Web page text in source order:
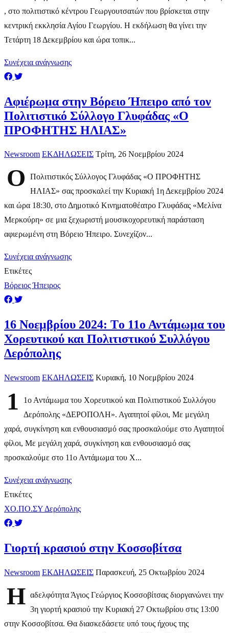
, στο πολιτιστικό κέντρου Γεωργουτσατών που βρίσκεται στην
κεντρική εκκλησία Αγίου Γεωργίου. Η εκδήλωση θα γίνει την
Τετάρτη 18 Δεκεμβρίου και ώρα τοπικ...
Συνέχεια ανάγνωσης
Αφιέρωμα στην Βόρειο Ήπειρο από τον
Πολιτιστικό Σύλλογο Γλυφάδας «Ο
ΠΡΟΦΗΤΗΣ ΗΛΙΑΣ»
Newsroom ΕΚΔΗΛΩΣΕΙΣ Τρίτη, 26 Νοεμβρίου 2024
Ο
Πολιτιστικός Σύλλογος Γλυφάδας «Ο ΠΡΟΦΗΤΗΣ
ΗΛΙΑΣ» σας προσκαλεί την Κυριακή 1η Δεκεμβρίου 2024
και ώρα 18:30, στο Δημοτικό Κινηματοθέατρο Γλυφάδας «Μελίνα
Μερκούρη» σε μια ξεχωριστή μουσικοχορευτική παράσταση
αφιερωμένη στη Βόρειο Ήπειρο. Συνεχίζον...
Συνέχεια ανάγνωσης
Ετικέτες
Βόρειος Ήπειρος
16 Νοεμβρίου 2024: Tο 11ο Αντάμωμα του
Χορευτικού και Πολιτιστικού Συλλόγου
Δερόπολης
Newsroom ΕΚΔΗΛΩΣΕΙΣ Κυριακή, 10 Νοεμβρίου 2024
1
1ο Αντάμωμα του Χορευτικού και Πολιτιστικού Συλλόγου
Δερόπολης «ΔΕΡΟΠΟΛΗ». Αγαπητοί φίλοι, Με μεγάλη
χαρά, συγκίνηση και ενθουσιασμό σας προσκαλούμε στο Αγαπητοί
φίλοι, Με μεγάλη χαρά, συγκίνηση και ενθουσιασμό σας
προσκαλούμε στο 11ο Αντάμωμα του Χ...
Συνέχεια ανάγνωσης
Ετικέτες
ΧΟ.ΠΟ.ΣΥ Δερόπολης
Γιορτή κρασιού στην Κοσσοβίτσα
Newsroom ΕΚΔΗΛΩΣΕΙΣ Παρασκευή, 25 Οκτωβρίου 2024
Η αδελφότητα Άγιος Γεώργιος Κοσσοβίτσας διοργανώνει την
3η γιορτή κρασιού την Κυριακή 27 Οκτωβρίου στις 13:00
στην Κοσσοβίτσα. Θα διασκεδάσετε υπό τους ήχους της